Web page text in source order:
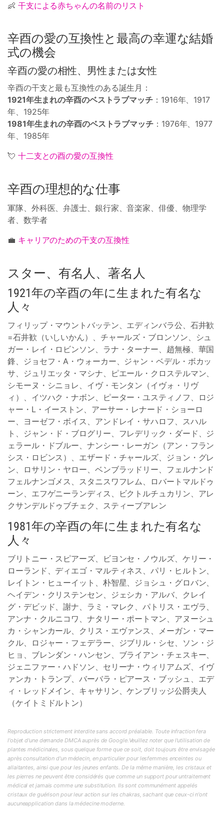
👶 干支による赤ちゃんの名前のリスト
辛酉の愛の互換性と最高の幸運な結婚
式の機会
辛酉の愛の相性、男性または女性
辛酉の干支と最も互換性のある誕生月：
1921年生まれの辛酉のベストラブマッチ ：1916年、1917
年、1925年
1981年生まれの辛酉のベストラブマッチ ：1976年、1977
年、1985年
💘 十二支との酉の愛の互換性
辛酉の理想的な仕事
軍隊、外科医、弁護士、銀行家、音楽家、俳優、物理学
者、数学者
💼 キャリアのための干支の互換性
スター、有名人、著名人
1921年の辛酉の年に生まれた有名な
人々
フィリップ・マウントバッテン、エディンバラ公、石井歓
=石井歓（いしいかん）、チャールズ・ブロンソン、シュ
ガー・レイ・ロビンソン、ラナ・ターナー、趙無極、華国
鋒、ジョセフ・A・ウォーカー、ジャン・ベデル・ボカッ
サ、ジュリエッタ・マシナ、ピエール・クロステルマン、
シモーヌ・シニョレ、イヴ・モンタン（イヴォ・リヴ
ィ）、イツハク・ナボン、ピーター・ユスティノフ、ロジ
ャー・L・イーストン、アーサー・レナード・ショーロ
ー、ヨーゼフ・ボイス、アンドレイ・サハロフ、スハル
ト、ジャン・ド・ブログリー、フレデリック・ダード、ジ
ェラール・ドブルー、ナンシー・レーガン（アン・フラン
シス・ロビンス）、エザード・チャールズ、ジョン・グレ
ン、ロサリン・ヤロー、ベンブラッドリー、フェルナンド
フェルナンゴメス、スタニスワフレム、ロバートマルドゥ
ーン、エフゲニーランディス、ビクトルチュカリン、アレ
クサンデルドゥブチェク、スティーブアレン
1981年の辛酉の年に生まれた有名な
人々
ブリトニー・スピアーズ、ビヨンセ・ノウルズ、ケリー・
ローランド、ディエゴ・マルティネス、パリ・ヒルトン、
レイトン・ヒューイット、朴智星、ジョシュ・グロバン、
ヘイデン・クリステンセン、ジェシカ・アルバ、クレイ
グ・デビッド、謝ナ、ラミ・マレク、パトリス・エヴラ、
アンナ・クルニコワ、ナタリー・ポートマン、アヌーシュ
カ・シャンカール、クリス・エヴァンス、メーガン・マー
クル、ロジャー・フェデラー、ジブリル・シセ、ソン・ジ
ヒョ、ブレンダン・ハンセン、ブライアン・チェスキー、
ジェニファー・ハドソン、セリーナ・ウィリアムズ、イヴ
ァンカ・トランプ、バーバラ・ピアース・ブッシュ、エデ
ィ・レッドメイン、キャサリン、ケンブリッジ公爵夫人
（ケイトミドルトン）
Reproduction strictement interdite sans accord préalable. Toute infraction fera
l'objet d'une demande DMCA auprès de Google.Veuillez noter que l'utilisation de
plantes médicinales, sous quelque forme que ce soit, doit toujours être envisagée
après consultation d'un médecin, en particulier pour lesfemmes enceintes ou
allaitantes, ainsi que pour les jeunes enfants. De la même manière, les cristaux et
les pierres ne peuvent être considérés que comme un support pour untraitement
médical et jamais comme une substitution. Ils sont communément appelés
cristaux de guérison pour leur action sur les chakras, sachant que ceux-ci n'ont
aucuneapplication dans la médecine moderne.